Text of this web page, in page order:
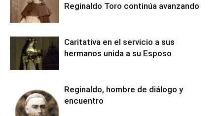
Reginaldo Toro continúa avanzando
Caritativa en el servicio a sus
hermanos unida a su Esposo
Reginaldo, hombre de diálogo y
encuentro